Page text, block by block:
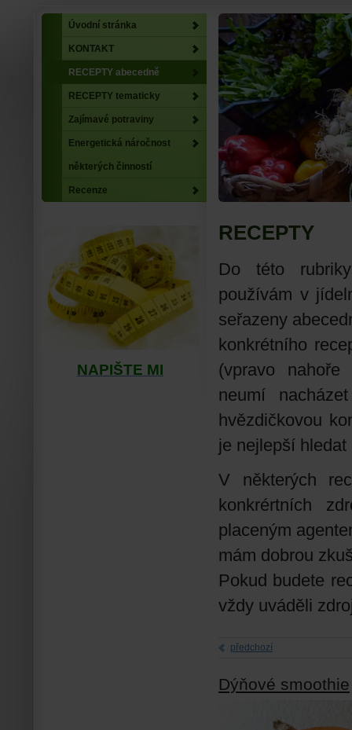
RECEPTY
Do této
používám v
seřazeny
konkrétního
(vpravo
neumí
hvězdičkovou
je nejlepší
V některých
konkrértních
placeným
mám dobrou
Pokud budete
vždy uváděli
předchozí
Dýňové smoothie
Úvodní stránka
KONTAKT
RECEPTY abecedně
RECEPTY tematicky
Zajímavé potraviny
Energetická náročnost
některých činností
Recenze
NAPIŠTE MI